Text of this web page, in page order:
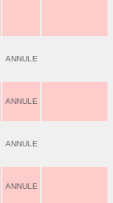
ANNULE
ANNULE
ANNULE
ANNULE